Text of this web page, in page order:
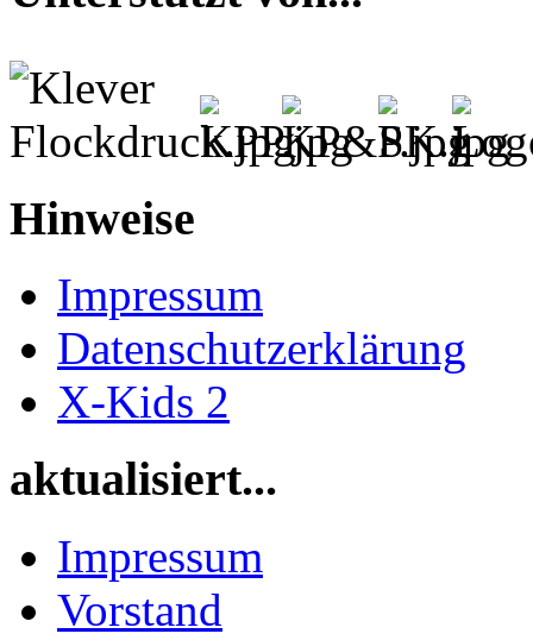
Hinweise
Impressum
Datenschutzerklärung
X-Kids 2
aktualisiert...
Impressum
Vorstand